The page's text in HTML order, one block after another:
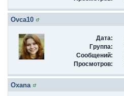
Ovca10
Дата:
Группа:
Сообщений:
Просмотров:
Oxana